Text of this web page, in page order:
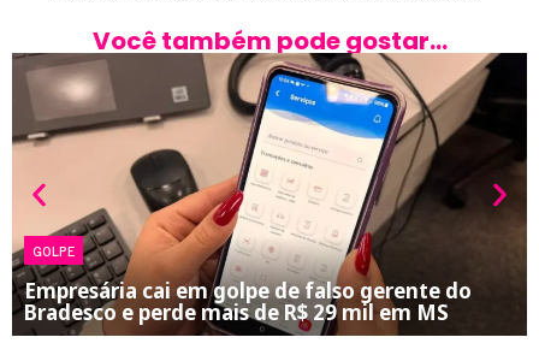
Você também pode gostar...
GOLPE
Empresária cai em golpe de falso gerente do
Bradesco e perde mais de R$ 29 mil em MS